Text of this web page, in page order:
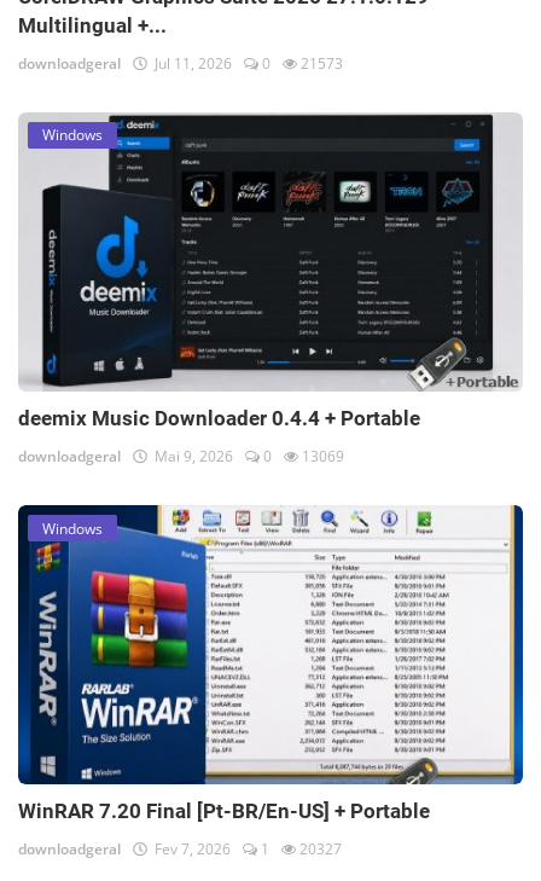
Multilingual +...
downloadgeral Jul 11, 2026 0 21573
Windows
deemix Music Downloader 0.4.4 + Portable
downloadgeral Mai 9, 2026 0 13069
Windows
WinRAR 7.20 Final [Pt-BR/En-US] + Portable
downloadgeral Fev 7, 2026 1 20327